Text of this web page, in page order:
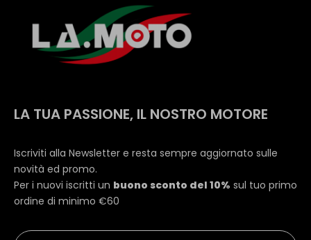
LA TUA PASSIONE, IL NOSTRO MOTORE
Iscriviti alla Newsletter e resta sempre aggiornato sulle
novità ed promo.
Per i nuovi iscritti un buono sconto del 10% sul tuo primo
ordine di minimo €60